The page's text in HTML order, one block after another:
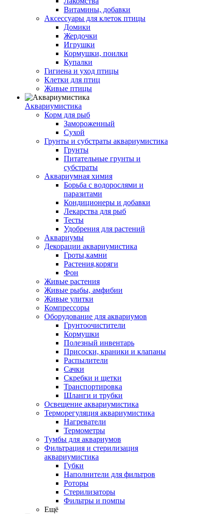
Витамины, добавки
Аксессуары для клеток птицы
Домики
Жердочки
Игрушки
Кормушки, поилки
Купалки
Гигиена и уход птицы
Клетки для птиц
Живые птицы
Аквариумистика
Корм для рыб
Замороженный
Сухой
Грунты и субстраты аквариумистика
Грунты
Питательные грунты и
субстраты
Аквариумная химия
Борьба с водорослями и
паразитами
Кондиционеры и добавки
Лекарства для рыб
Тесты
Удобрения для растений
Аквариумы
Декорации аквариумистика
Гроты,камни
Растения,коряги
Фон
Живые растения
Живые рыбы, амфибии
Живые улитки
Компрессоры
Оборудование для аквариумов
Грунтоочистители
Кормушки
Полезный инвентарь
Присоски, краники и клапаны
Распылители
Сачки
Скребки и щетки
Транспортировка
Шланги и трубки
Освещение аквариумистика
Терморегуляция аквариумистика
Нагреватели
Термометры
Тумбы для аквариумов
Фильтрация и стерилизация
аквариумистика
Губки
Наполнители для фильтров
Роторы
Стерилизаторы
Фильтры и помпы
Ещё